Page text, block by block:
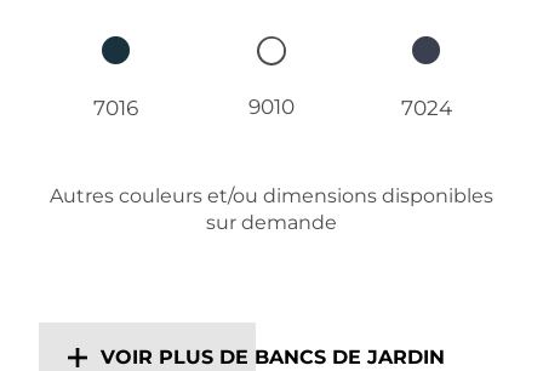
7016 9010 7024
Autres couleurs et/ou dimensions disponibles
sur demande
VOIR PLUS DE BANCS DE JARDIN